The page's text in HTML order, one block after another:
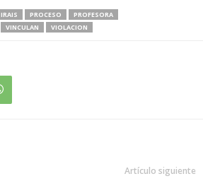
IRAIS PROCESO
PROFESORA
VINCULAN VIOLACION
Artículo siguiente